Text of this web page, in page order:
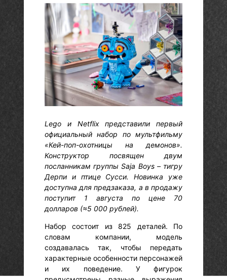
Lego и Netflix представили первый
официальный набор по мультфильму
«Кей-поп-охотницы на демонов».
Конструктор посвящен двум
посланникам группы Saja Boys – тигру
Дерпи и птице Сусси. Новинка уже
доступна для предзаказа, а в продажу
поступит 1 августа по цене 70
долларов (≈5 000 рублей).
Набор состоит из 825 деталей. По
словам компании, модель
создавалась так, чтобы передать
характерные особенности персонажей
и их поведение. У фигурок